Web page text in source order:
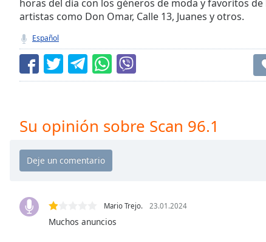
currently
behind
Remaining
Time-
Chapters
descriptions
off
horas del día con los géneros de moda y favoritos
artistas como Don Omar, Calle 13, Juanes y otros.
Español
Su opinión sobre Scan 96.1
Mario Trejo. 23.01.2024
Muchos anuncios